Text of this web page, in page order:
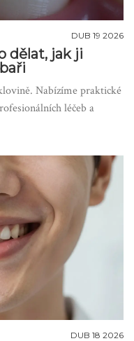
DUB 19 2026
dělat, jak ji
Nabízíme praktické
léčeb a
DUB 18 2026